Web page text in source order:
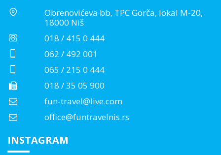
Obrenovićeva bb, TPC Gorča, lokal M-20,
18000 Niš
018 / 415 0 444
062 / 492 001
065 / 215 0 444
018 / 35 05 900
fun-travel@live.com
office@funtravelnis.rs
INSTAGRAM